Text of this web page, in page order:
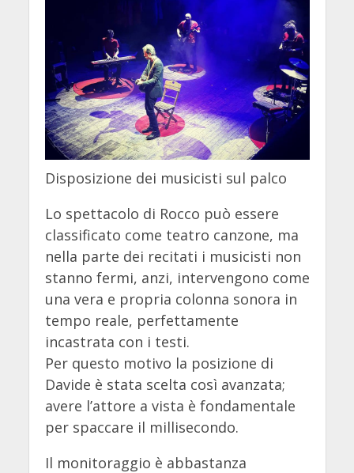
Disposizione dei musicisti sul palco
Lo spettacolo di Rocco può essere
classificato come teatro canzone, ma
nella parte dei recitati i musicisti non
stanno fermi, anzi, intervengono come
una vera e propria colonna sonora in
tempo reale, perfettamente
incastrata con i testi.
Per questo motivo la posizione di
Davide è stata scelta così avanzata;
avere l’attore a vista è fondamentale
per spaccare il millisecondo.
Il monitoraggio è abbastanza